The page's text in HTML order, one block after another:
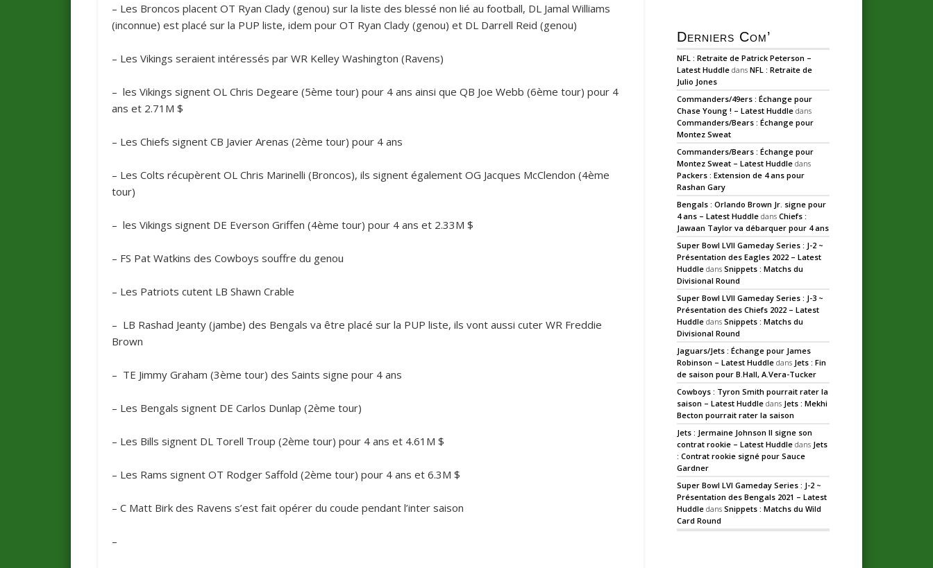
– Les Broncos placent OT Ryan Clady (genou) sur la liste des blessé non lié au football, DL Jamal Williams
(inconnue) est placé sur la PUP liste, idem pour OT Ryan Clady (genou) et DL Darrell Reid (genou)
– Les Vikings seraient intéressés par WR Kelley Washington (Ravens)
– les Vikings signent OL Chris Degeare (5ème tour) pour 4 ans ainsi que QB Joe Webb (6ème tour) pour 4
ans et 2.71M $
– Les Chiefs signent CB Javier Arenas (2ème tour) pour 4 ans
– Les Colts récupèrent OL Chris Marinelli (Broncos), ils signent également OG Jacques McClendon (4ème
tour)
– les Vikings signent DE Everson Griffen (4ème tour) pour 4 ans et 2.33M $
– FS Pat Watkins des Cowboys souffre du genou
– Les Patriots cutent LB Shawn Crable
– LB Rashad Jeanty (jambe) des Bengals va être placé sur la PUP liste, ils vont aussi cuter WR Freddie
Brown
– TE Jimmy Graham (3ème tour) des Saints signe pour 4 ans
– Les Bengals signent DE Carlos Dunlap (2ème tour)
– Les Bills signent DL Torell Troup (2ème tour) pour 4 ans et 4.61M $
– Les Rams signent OT Rodger Saffold (2ème tour) pour 4 ans et 6.3M $
– C Matt Birk des Ravens s’est fait opérer du coude pendant l’inter saison
–
Derniers Com’
NFL : Retraite de Patrick Peterson –
Latest Huddle dansNFL : Retraite de
Julio Jones
Commanders/49ers : Échange pour
Chase Young ! – Latest Huddle dans
Commanders/Bears : Échange pour
Montez Sweat
Commanders/Bears : Échange pour
Montez Sweat – Latest Huddle dans
Packers : Extension de 4 ans pour
Rashan Gary
Bengals : Orlando Brown Jr. signe pour
4 ans – Latest Huddle dansChiefs :
Jawaan Taylor va débarquer pour 4 ans
Super Bowl LVII Gameday Series : J-2 ~
Présentation des Eagles 2022 – Latest
Huddle dansSnippets : Matchs du
Divisional Round
Super Bowl LVII Gameday Series : J-3 ~
Présentation des Chiefs 2022 – Latest
Huddle dansSnippets : Matchs du
Divisional Round
Jaguars/Jets : Échange pour James
Robinson – Latest Huddle dans Jets : Fin
de saison pour B.Hall, A.Vera-Tucker
Cowboys : Tyron Smith pourrait rater la
saison – Latest Huddle dans Jets : Mekhi
Becton pourrait rater la saison
Jets : Jermaine Johnson II signe son
contrat rookie – Latest Huddle dans Jets
: Contrat rookie signé pour Sauce
Gardner
Super Bowl LVI Gameday Series : J-2 ~
Présentation des Bengals 2021 – Latest
Huddle dansSnippets : Matchs du Wild
Card Round